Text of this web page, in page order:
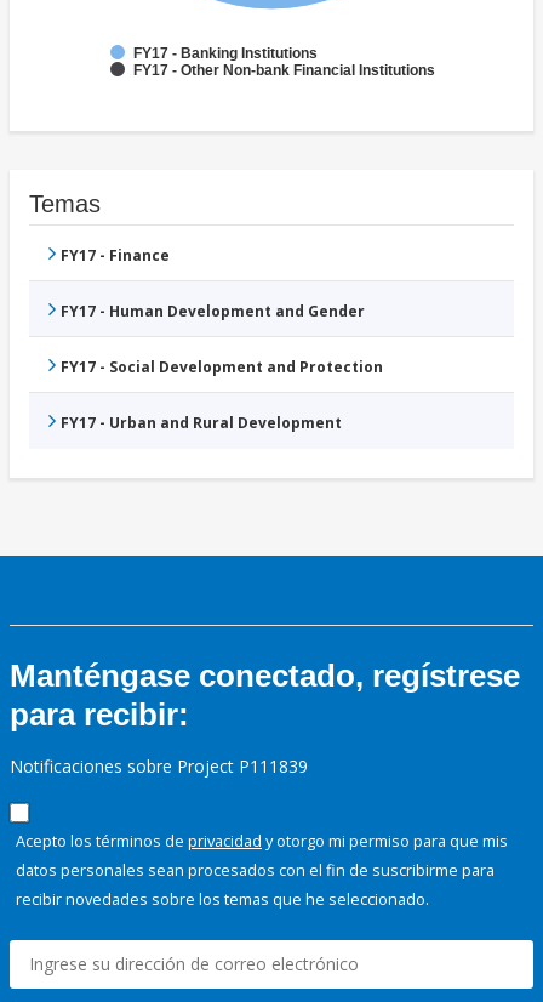
FY17 - Banking Institutions
FY17 - Other Non-bank Financial Institutions
Temas
FY17 - Finance
FY17 - Human Development and Gender
FY17 - Social Development and Protection
FY17 - Urban and Rural Development
Manténgase conectado, regístrese
para recibir:
Notificaciones sobre Project P111839
Acepto los términos de privacidad y otorgo mi permiso para que mis
datos personales sean procesados con el fin de suscribirme para
recibir novedades sobre los temas que he seleccionado.